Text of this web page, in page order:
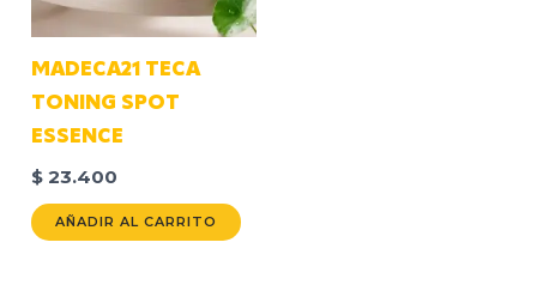
MADECA21 TECA
TONING SPOT
ESSENCE
$ 23.400
AÑADIR AL CARRITO